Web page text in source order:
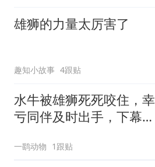
雄狮的力量太厉害了
趣知小故事 4跟贴
水牛被雄狮死死咬住，幸
亏同伴及时出手，下幕雄
一鹞动物 1跟贴